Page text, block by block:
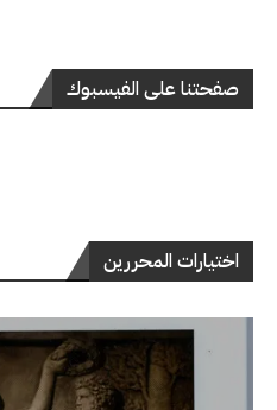
صفحتنا على الفيسبوك
اختيارات المحررين